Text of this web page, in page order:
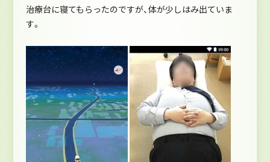
治療台に寝てもらったのですが、体が少しはみ出ていま
す。